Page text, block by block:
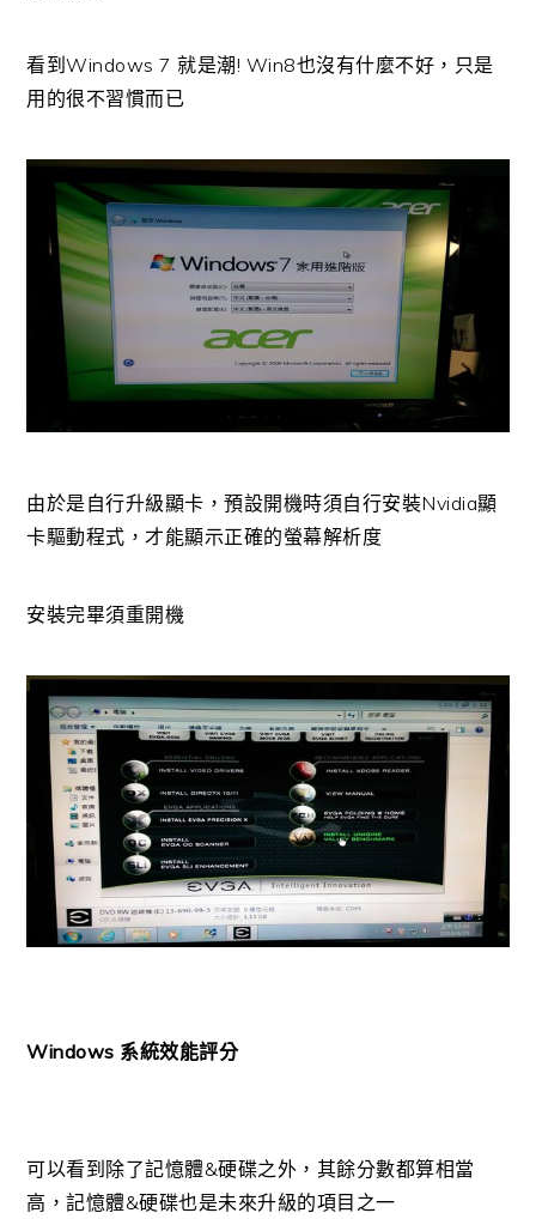
看到Windows 7 就是潮! Win8也沒有什麼不好，只是
用的很不習慣而已
由於是自行升級顯卡，預設開機時須自行安裝Nvidia顯
卡驅動程式，才能顯示正確的螢幕解析度
安裝完畢須重開機
Windows 系統效能評分
可以看到除了記憶體&硬碟之外，其餘分數都算相當
高，記憶體&硬碟也是未來升級的項目之一